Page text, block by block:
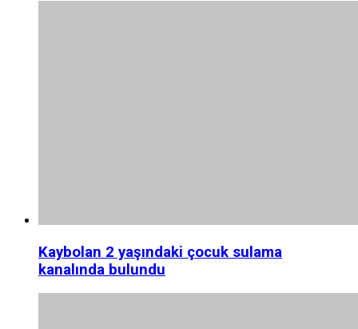
Kaybolan 2 yaşındaki çocuk sulama
kanalında bulundu